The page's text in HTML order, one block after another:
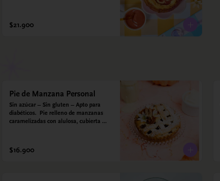
maíz, huevo, queso campesino,
alulosa, leche deslactosada, leche de
$21.900
Pie de Manzana Personal
Sin azúcar – Sin gluten – Apto para
diabéticos.  Pie relleno de manzanas
caramelizadas con alulosa, cubierta
inglesa a base de leche de coco y que
envuelve todos los sabores.
$16.900